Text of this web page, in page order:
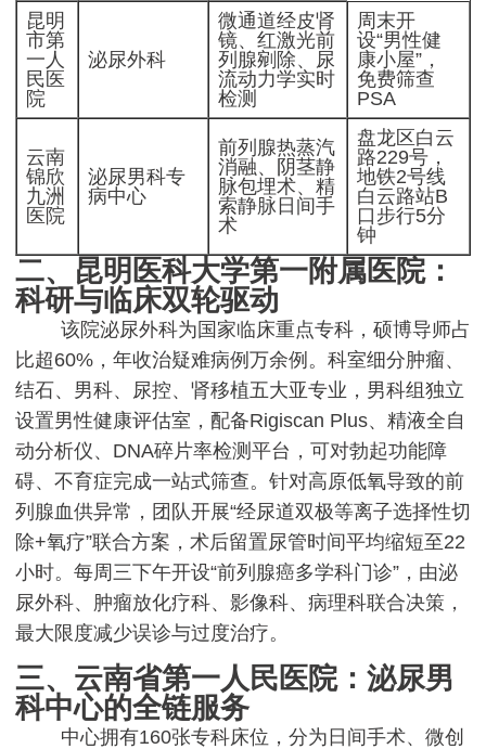
昆明
市第
一人
民医
院
泌尿外科
微通道经皮肾
镜、红激光前
列腺剜除、尿
流动力学实时
检测
周末开
设“男性健
康小屋”，
免费筛查
PSA
云南
锦欣
九洲
医院
泌尿男科专
病中心
前列腺热蒸汽
消融、阴茎静
脉包埋术、精
索静脉日间手
术
盘龙区白云
路229号，
地铁2号线
白云路站B
口步行5分
钟
二、昆明医科大学第一附属医院：
科研与临床双轮驱动
该院泌尿外科为国家临床重点专科，硕博导师占
比超60%，年收治疑难病例万余例。科室细分肿瘤、
结石、男科、尿控、肾移植五大亚专业，男科组独立
设置男性健康评估室，配备Rigiscan Plus、精液全自
动分析仪、DNA碎片率检测平台，可对勃起功能障
碍、不育症完成一站式筛查。针对高原低氧导致的前
列腺血供异常，团队开展“经尿道双极等离子选择性切
除+氧疗”联合方案，术后留置尿管时间平均缩短至22
小时。每周三下午开设“前列腺癌多学科门诊”，由泌
尿外科、肿瘤放化疗科、影像科、病理科联合决策，
最大限度减少误诊与过度治疗。
三、云南省第一人民医院：泌尿男
科中心的全链服务
中心拥有160张专科床位，分为日间手术、微创